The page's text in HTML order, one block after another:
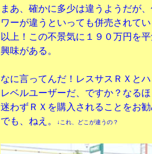
まあ、確かに多少は違うようだが
ワーが違うといっても併売されて
以上！この不景気に１９０万円を
興味がある。
なに言ってんだ！レスサスＲＸと
レベルユーザーだ、ですか？なる
迷わずＲＸを購入されることをお
でも、ねえ。
↓これ、どこが違うの？